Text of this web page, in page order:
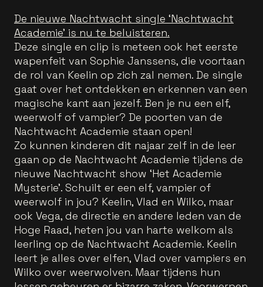
De nieuwe Nachtwacht single ‘Nachtwacht
Academie’ is nu te beluisteren.
Deze single en clip is meteen ook het eerste
wapenfeit van Sophie Janssens, die voortaan
de rol van Keelin op zich zal nemen. De single
gaat over het ontdekken en erkennen van een
magische kant aan jezelf. Ben je nu een elf,
weerwolf of vampier? De poorten van de
Nachtwacht Academie staan open!
Zo kunnen kinderen dit najaar zelf in de leer
gaan op de Nachtwacht Academie tijdens de
nieuwe Nachtwacht show ‘Het Academie
Mysterie’. Schuilt er een elf, vampier of
weerwolf in jou? Keelin, Vlad en Wilko, maar
ook Vega, de directie en andere leden van de
Hoge Raad, heten jou van harte welkom als
leerling op de Nachtwacht Academie. Keelin
leert je alles over elfen, Vlad over vampiers en
Wilko over weerwolven. Maar tijdens hun